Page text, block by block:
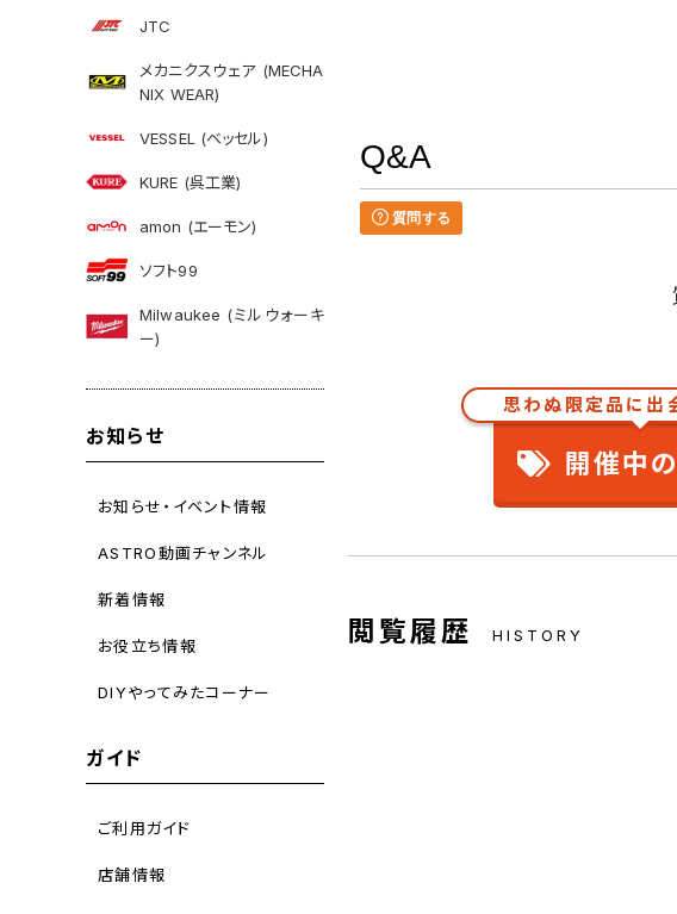
JTC
メカニクスウェア (MECHA
NIX WEAR)
VESSEL (ベッセル)
KURE (呉工業)
amon (エーモン)
ソフト99
Milwaukee (ミルウォーキ
ー)
お知らせ
お知らせ・イベント情報
ASTRO動画チャンネル
新着情報
お役立ち情報
DIYやってみたコーナー
ガイド
ご利用ガイド
店舗情報
Q&A
質問する
思わぬ限定品に出
開催中
閲覧履歴 HISTORY